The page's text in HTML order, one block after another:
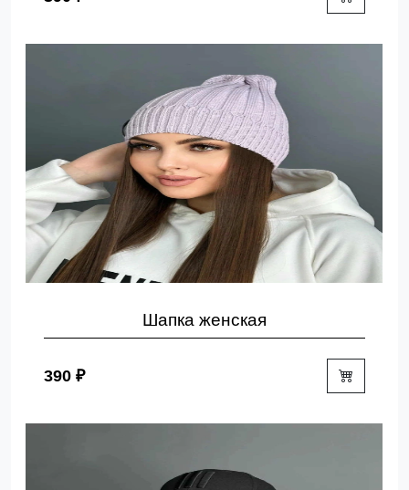
Шапка женская
390 ₽